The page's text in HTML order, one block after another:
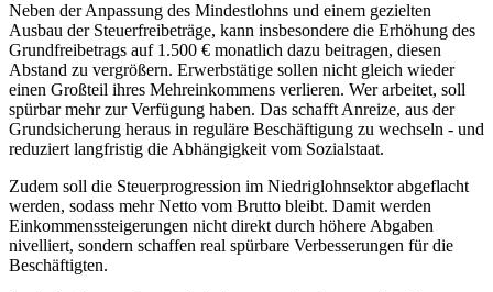
Neben der Anpassung des Mindestlohns und einem gezielten
Ausbau der Steuerfreibeträge, kann insbesondere die Erhöhung des
Grundfreibetrags auf 1.500 € monatlich dazu beitragen, diesen
Abstand zu vergrößern. Erwerbstätige sollen nicht gleich wieder
einen Großteil ihres Mehreinkommens verlieren. Wer arbeitet, soll
spürbar mehr zur Verfügung haben. Das schafft Anreize, aus der
Grundsicherung heraus in reguläre Beschäftigung zu wechseln - und
reduziert langfristig die Abhängigkeit vom Sozialstaat.
Zudem soll die Steuerprogression im Niedriglohnsektor abgeflacht
werden, sodass mehr Netto vom Brutto bleibt. Damit werden
Einkommenssteigerungen nicht direkt durch höhere Abgaben
nivelliert, sondern schaffen real spürbare Verbesserungen für die
Beschäftigten.